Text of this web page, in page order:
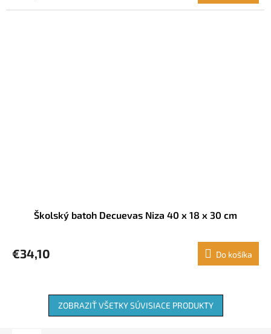
Školský batoh Decuevas Niza 40 x 18 x 30 cm
€34,10 Do košíka
ZOBRAZIŤ VŠETKY SÚVISIACE PRODUKTY